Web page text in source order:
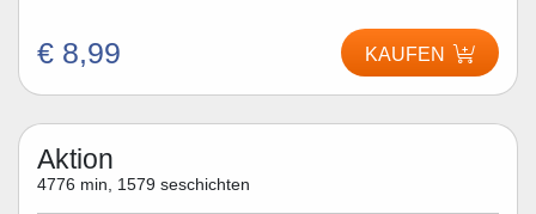
€ 8,99 KAUFEN
Aktion
4776 min, 1579 seschichten